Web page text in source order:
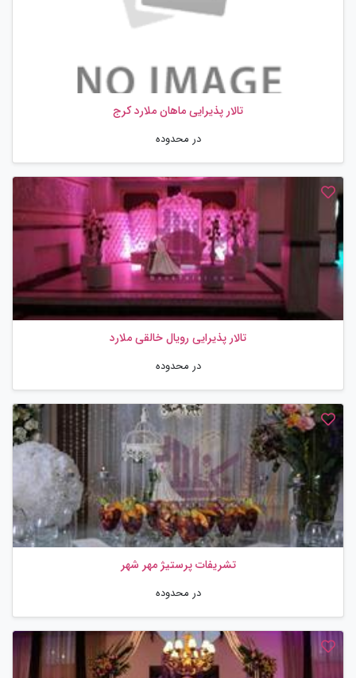
تالار پذیرایی ماهان ملارد کرج
در محدوده
تالار پذیرایی رویال خالقی ملارد
در محدوده
تشریفات پرستیژ مهر شهر
در محدوده